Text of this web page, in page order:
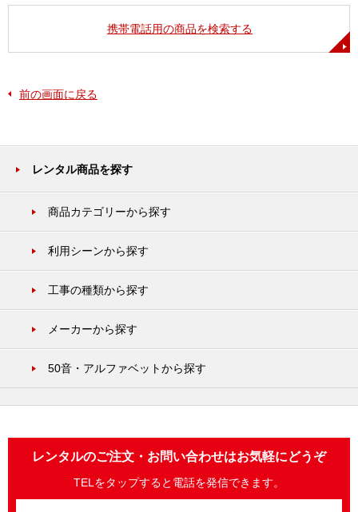
携帯電話用の商品を検索する
前の画面に戻る
レンタル商品を探す
商品カテゴリーから探す
利用シーンから探す
工事の種類から探す
メーカーから探す
50音・アルファベットから探す
レンタルのご注文・お問い合わせはお気軽にどうぞ
TELをタップすると電話を発信できます。